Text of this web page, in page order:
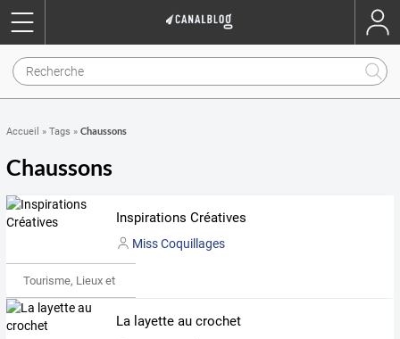
Accueil » Tags » Chaussons
Chaussons
Inspirations Créatives
Miss Coquillages
Tourisme, Lieux et Événements
La layette au crochet